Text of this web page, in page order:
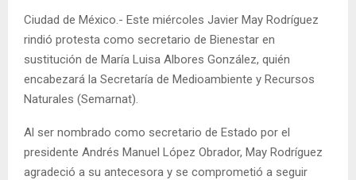
Ciudad de México.- Este miércoles Javier May Rodríguez
rindió protesta como secretario de Bienestar en
sustitución de María Luisa Albores González, quién
encabezará la Secretaría de Medioambiente y Recursos
Naturales (Semarnat).
Al ser nombrado como secretario de Estado por el
presidente Andrés Manuel López Obrador, May Rodríguez
agradeció a su antecesora y se comprometió a seguir